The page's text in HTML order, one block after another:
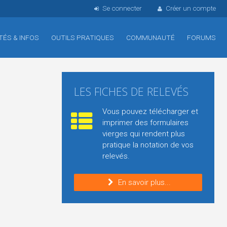
Se connecter Créer un compte
& INFOS OUTILS PRATIQUES COMMUNAUTÉ FORUMS
LES FICHES DE RELEVÉS
Vous pouvez télécharger et
imprimer des formulaires
vierges qui rendent plus
pratique la notation de vos
relevés.
En savoir plus...